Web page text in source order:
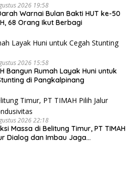
2026 19:58
Warnai Bulan Bakti HUT ke-50
68 Orang Ikut Berbagi
2026 15:58
Bangun Rumah Layak Huni untuk
di Pangkalpinang
2026 22:18
Massa di Belitung Timur, PT TIMAH
Dialog dan Imbau Jaga